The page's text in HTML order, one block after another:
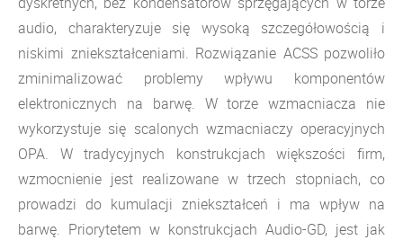
audio, charakteryzuje się wysoką szczegółowością i
niskimi zniekształceniami. Rozwiązanie ACSS pozwoliło
zminimalizować problemy wpływu komponentów
elektronicznych na barwę. W torze wzmacniacza nie
wykorzystuje się scalonych wzmacniaczy operacyjnych
OPA. W tradycyjnych konstrukcjach większości firm,
wzmocnienie jest realizowane w trzech stopniach, co
prowadzi do kumulacji zniekształceń i ma wpływ na
barwę. Priorytetem w konstrukcjach Audio-GD, jest jak